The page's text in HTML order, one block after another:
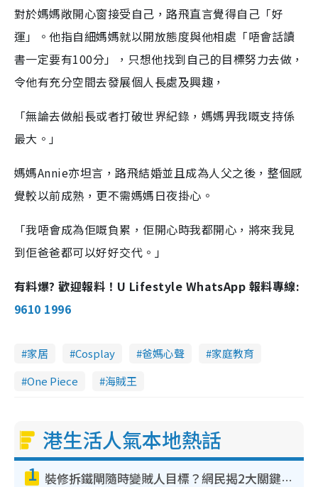
對於媽媽敞開心窗接受自己，路飛直言覺得自己「好
運」。他指自細媽媽就以開放態度與他相處「唔會話讀
書一定要有100分」，只想他找到自己的目標努力去做，
令他有充分空間去發展個人長處及興趣，
「無論去做船長或者打破世界紀錄，媽媽畀我嘅支持係
最大。」
媽媽Annie亦坦言，路飛結婚並且成為人父之後，整個感
覺較以前成熟，更不需媽媽日夜掛心。
「我唔會成為佢嘅負累，佢開心時我都開心，將來我見
到佢爸爸都可以好好交代。」
有料爆? 歡迎報料！U Lifestyle WhatsApp 報料專線:
9610 1996
家居 Cosplay 爸媽心聲
家庭教育
One Piece
海賊王
港生活人氣本地熱話
1 裝修拆鐵閘隨時變賊人目標？網民揭2大關鍵用途：裝新式等於白裝？附新舊鐵閘分別